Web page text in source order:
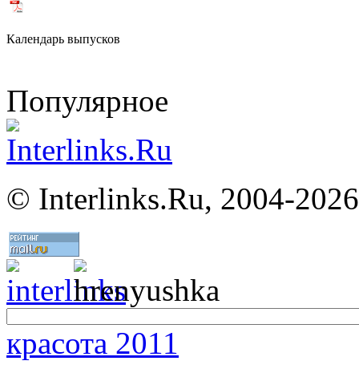
Календарь выпусков
Популярное
© Interlinks.Ru, 2004-2026
красота 2011